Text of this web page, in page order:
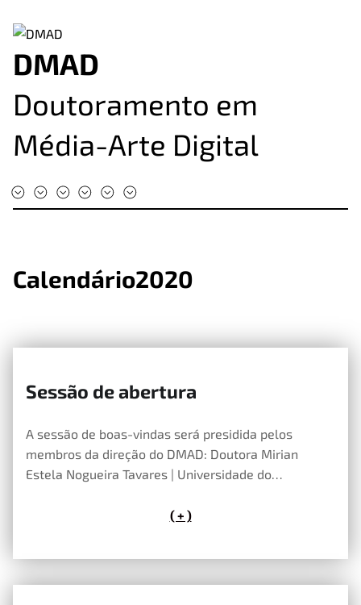
DMAD
Doutoramento em
Média-Arte Digital
Calendário2020
Sessão de abertura
A sessão de boas-vindas será presidida pelos
membros da direção do DMAD: Doutora Mirian
Estela Nogueira Tavares | Universidade do…
( + )